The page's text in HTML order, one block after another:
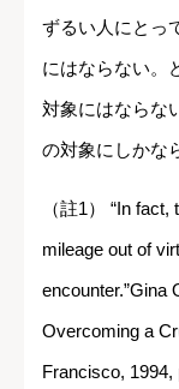
ずるい人にとっ
にはならない。
対象にはならな
の対象にしかな
（註1） “In
mileage out of
encounter.”Gina
Overcoming a
Francisco, 1994,